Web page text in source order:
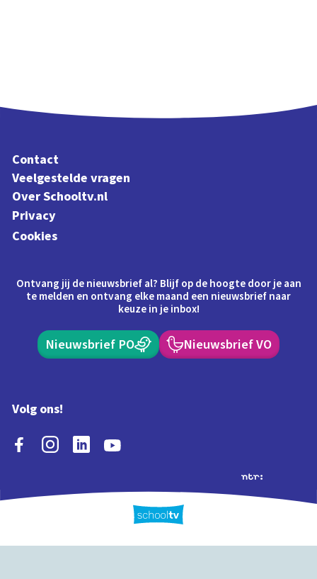
Contact
Veelgestelde vragen
Over Schooltv.nl
Privacy
Cookies
Ontvang jij de nieuwsbrief al? Blijf op de hoogte door je aan
te melden en ontvang elke maand een nieuwsbrief naar
keuze in je inbox!
Nieuwsbrief PO Nieuwsbrief VO
Volg ons!